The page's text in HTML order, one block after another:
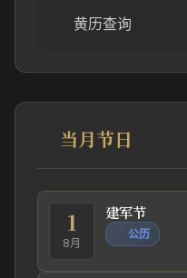
黄历查询
当月节日
1
8月
建军节
公历